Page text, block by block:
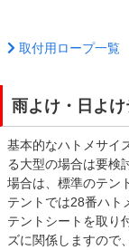
取付用ロープ一覧
雨よけ・日よ
基本的なハトメサイ
る大型の場合は要検
場合は、標準のテン
テントでは28番ハト
テントシートを取り
ズに関係しますので、